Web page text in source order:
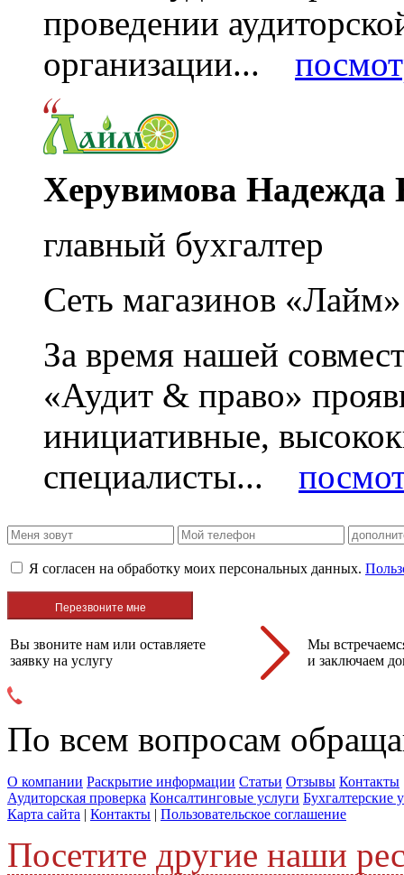
проведении
организации...
Херувимова Надежда
главный бухгалтер
Сеть магазинов «Лайм»
За время нашей
«Аудит & право»
инициативные,
специалисты...
Я согласен на обработку моих персональных данных.
Вы звоните нам или оставляете
заявку на услугу
Мы
и заключаем
По всем вопросам
О компании Раскрытие информации Статьи Отзывы Контакты
Аудиторская проверка Консалтинговые услуги Бухгалтерские
Карта сайта | Контакты | Пользовательское соглашение
Посетите другие наши